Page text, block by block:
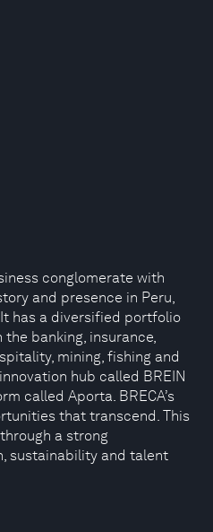
conglomerate with
and presence in Peru,
has a diversified portfolio
banking, insurance,
mining, fishing and
hub called BREIN
called Aporta. BRECA’s
that transcend. This
a strong
sustainability and talent